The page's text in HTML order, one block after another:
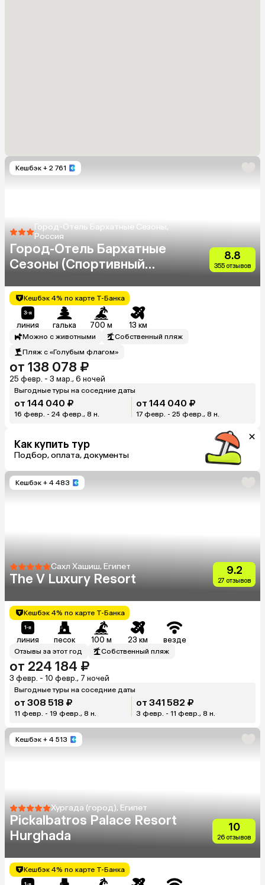
Кешбэк + 2 761
Город-Отель Бархатные Сезоны,
Россия
Город-Отель Бархатные
Сезоны (Спортивный
8.8
355 отзывов
Кешбэк 4% по карте Т-Банка
линия галька 700 м 13 км
Можно с животными
Собственный пляж
Пляж с «Голубым флагом»
от 138 078 ₽
25 февр. - 3 мар., 6 ночей
Выгодные туры на соседние даты
от 144 040 ₽
16 февр. - 24 февр., 8 н.
от 144 040 ₽
17 февр. - 25 февр., 8 н.
Как купить тур
Подбор, оплата, документы
Кешбэк + 4 483
Сахл Хашиш, Египет
The V Luxury Resort
9.2
27 отзывов
Кешбэк 4% по карте Т-Банка
линия песок 100 м 23 км везде
Отзывы за этот год Собственный пляж
от 224 184 ₽
3 февр. - 10 февр., 7 ночей
Выгодные туры на соседние даты
от 308 518 ₽
11 февр. - 19 февр., 8 н.
от 341 582 ₽
3 февр. - 11 февр., 8 н.
Кешбэк + 4 513
Хургада (город), Египет
Pickalbatros Palace Resort
Hurghada
10
26 отзывов
Кешбэк 4% по карте Т-Банка